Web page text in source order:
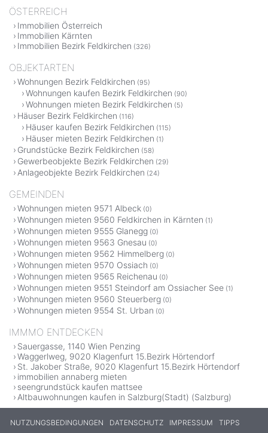
ÖSTERREICH
Immobilien Österreich
Immobilien Kärnten
Immobilien Bezirk Feldkirchen (326)
OBJEKTARTEN
Wohnungen Bezirk Feldkirchen (95)
Wohnungen kaufen Bezirk Feldkirchen (90)
Wohnungen mieten Bezirk Feldkirchen (5)
Häuser Bezirk Feldkirchen (116)
Häuser kaufen Bezirk Feldkirchen (115)
Häuser mieten Bezirk Feldkirchen (1)
Grundstücke Bezirk Feldkirchen (58)
Gewerbeobjekte Bezirk Feldkirchen (29)
Anlageobjekte Bezirk Feldkirchen (24)
GEMEINDEN
Wohnungen mieten 9571 Albeck (0)
Wohnungen mieten 9560 Feldkirchen in Kärnten (1)
Wohnungen mieten 9555 Glanegg (0)
Wohnungen mieten 9563 Gnesau (0)
Wohnungen mieten 9562 Himmelberg (0)
Wohnungen mieten 9570 Ossiach (0)
Wohnungen mieten 9565 Reichenau (0)
Wohnungen mieten 9551 Steindorf am Ossiacher See (1)
Wohnungen mieten 9560 Steuerberg (0)
Wohnungen mieten 9554 St. Urban (0)
IMMMO ENTDECKEN
Sauergasse, 1140 Wien Penzing
Waggerlweg, 9020 Klagenfurt 15.Bezirk Hörtendorf
St. Jakober Straße, 9020 Klagenfurt 15.Bezirk Hörtendorf
immobilien annaberg mieten
seengrundstück kaufen mattsee
Altbauwohnungen kaufen in Salzburg(Stadt) (Salzburg)
NUTZUNGSBEDINGUNGEN DATENSCHUTZ IMPRESSUM TIPPS